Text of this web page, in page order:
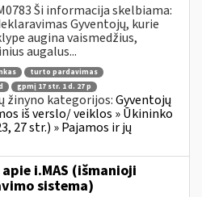
Ši informacija skelbiama:
Gyventojų, kurie
augina vaismedžius,
augalus...
turto pardavimas
gpmį 17 str. 1 d. 27 p
žinyno kategorijos:Gyventojų
iš verslo/ veiklos » Ūkininko
27 str.) » Pajamos ir jų
i.MAS (išmanioji
sistema)